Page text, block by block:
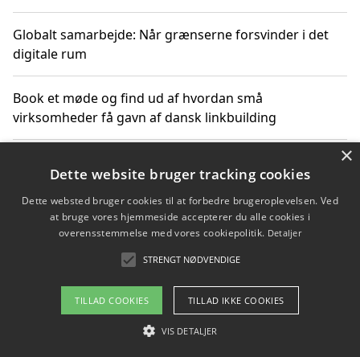
Globalt samarbejde: Når grænserne forsvinder i det
digitale rum
Book et møde og find ud af hvordan små
virksomheder få gavn af dansk linkbuilding
får du indgår et samarbejde
Hold et møde med en WordPress ekspert og vælg den
mest professionelle til at vedligeholde din løsning
Copyright 2026 - Pilanto Aps
Om / kontakt
×
Dette website bruger tracking cookies
Dette websted bruger cookies til at forbedre brugeroplevelsen. Ved
at bruge vores hjemmeside accepterer du alle cookies i
overensstemmelse med vores cookiepolitik. Detaljer
STRENGT NØDVENDIGE
TILLAD COOKIES TILLAD IKKE COOKIES
VIS DETALJER